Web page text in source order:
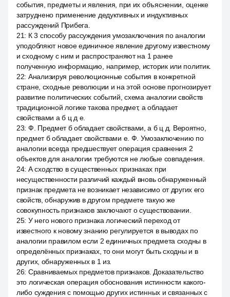
события, предметы и явления, при их объяснении, оценке
затруднено применение дедуктивных и индуктивных
рассуждений Прибега.
21: К 3 способу рассуждения умозаключения по аналогии
уподобляют новое единичное явление другому известному
и сходному с ним и распространяют на 1 ранее
полученную информацию, например, историк или политик.
22: Анализируя революционные события в конкретной
стране, сходные революции и на этой основе прогнозирует
развитие политических событий, схема аналогии свойств
традиционной логике такова предмет, а обладает
свойствами а б ц д е.
23: Ф. Предмет б обладает свойствами, а б ц д. Вероятно,
предмет б обладает свойствами е. Ф. Умозаключению по
аналогии всегда предшествует операция сравнения 2
объектов для аналогии требуются не любые совпадения.
24: А сходство в существенных признаках при
несущественности различий каждый вновь обнаруженный
признак предмета не возникает независимо от других его
свойств, обнаружив в другом предмете такую же
совокупность признаков заключают о существовании.
25: У него нового признака логический переход от
известного к новому знанию регулируется в выводах по
аналогии правилом если 2 единичных предмета сходны в
определённых признаках, то они могут быть сходны и в
других, обнаруженных в 1 из.
26: Сравниваемых предметов признаков. Доказательство
это логическая операция обоснования истинности какого-
либо суждения с помощью других истинных и связанных с